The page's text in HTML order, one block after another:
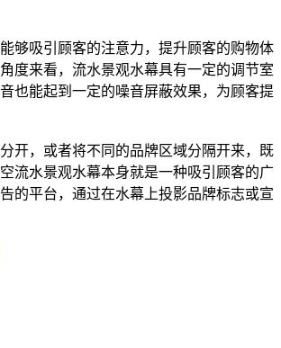
够吸引顾客的注意力，提升顾客的购物体
度来看，流水景观水幕具有一定的调节室
也能起到一定的噪音屏蔽效果，为顾客提
开，或者将不同的品牌区域分隔开来，既
流水景观水幕本身就是一种吸引顾客的广
的平台，通过在水幕上投影品牌标志或宣